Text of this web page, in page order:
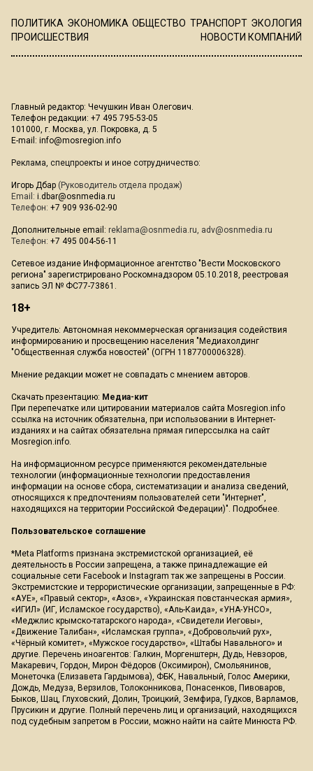
ПОЛИТИКА ЭКОНОМИКА ОБЩЕСТВО ТРАНСПОРТ ЭКОЛОГИЯ
ПРОИСШЕСТВИЯ
НОВОСТИ КОМПАНИЙ
Главный редактор: Чечушкин Иван Олегович.
Телефон редакции: +7 495 795-53-05
101000, г. Москва, ул. Покровка, д. 5
E-mail: info@mosregion.info
Реклама, спецпроекты и иное сотрудничество:
Игорь Дбар (Руководитель отдела продаж)
Email: i.dbar@osnmedia.ru
Телефон: +7 909 936-02-90
Дополнительные email: reklama@osnmedia.ru, adv@osnmedia.ru
Телефон: +7 495 004-56-11
Сетевое издание Информационное агентство "Вести Московского
региона" зарегистрировано Роскомнадзором 05.10.2018, реестровая
запись ЭЛ № ФС77-73861.
18+
Учредитель: Автономная некоммерческая организация содействия
информированию и просвещению населения "Медиахолдинг
"Общественная служба новостей" (ОГРН 1187700006328).
Мнение редакции может не совпадать с мнением авторов.
Скачать презентацию: Медиа-кит
При перепечатке или цитировании материалов сайта Mosregion.info
ссылка на источник обязательна, при использовании в Интернет-
изданиях и на сайтах обязательна прямая гиперссылка на сайт
Mosregion.info.
На информационном ресурсе применяются рекомендательные
технологии (информационные технологии предоставления
информации на основе сбора, систематизации и анализа сведений,
относящихся к предпочтениям пользователей сети "Интернет",
находящихся на территории Российской Федерации)". Подробнее.
Пользовательское соглашение
*Meta Platforms признана экстремистской организацией, её
деятельность в России запрещена, а также принадлежащие ей
социальные сети Facebook и Instagram так же запрещены в России.
Экстремистские и террористические организации, запрещенные в РФ:
«АУЕ», «Правый сектор», «Азов», «Украинская повстанческая армия»,
«ИГИЛ» (ИГ, Исламское государство), «Аль-Каида», «УНА-УНСО»,
«Меджлис крымско-татарского народа», «Свидетели Иеговы»,
«Движение Талибан», «Исламская группа», «Добровольчий рух»,
«Чёрный комитет», «Мужское государство», «Штабы Навального» и
другие. Перечень иноагентов: Галкин, Моргенштерн, Дудь, Невзоров,
Макаревич, Гордон, Мирон Фёдоров (Оксимирон), Смольянинов,
Монеточка (Елизавета Гардымова), ФБК, Навальный, Голос Америки,
Дождь, Медуза, Верзилов, Толоконникова, Понасенков, Пивоваров,
Быков, Шац, Глуховский, Долин, Троицкий, Земфира, Гудков, Варламов,
Прусикин и другие. Полный перечень лиц и организаций, находящихся
под судебным запретом в России, можно найти на сайте Минюста РФ.